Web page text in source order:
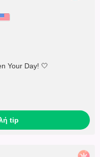
Your Day! 🤍
tip